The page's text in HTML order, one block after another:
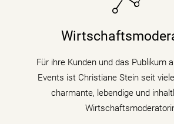
Für ihre Kunden und das Publikum
Events ist Christiane Stein seit
charmante, lebendige und
Sie bringt fundiertes
politische Zusammenhänge auf
mehr erfahren